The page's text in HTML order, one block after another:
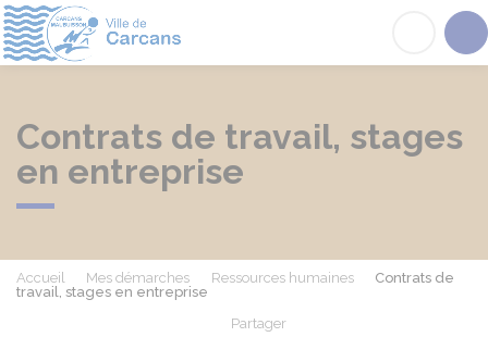
Contrats de travail, stages
en entreprise
Accueil Mes démarches Ressources humaines
Contrats de
travail, stages en entreprise
Partager